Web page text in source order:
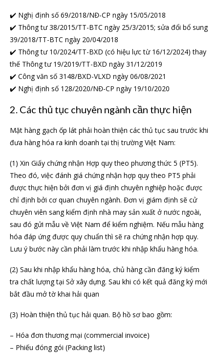
✔️ Nghị định số 69/2018/NĐ-CP ngày 15/05/2018
✔️ Thông tư 38/2015/TT-BTC ngày 25/3/2015; sửa đổi bổ sung
39/2018/TT-BTC ngày 20/04/2018
✔️ Thông tư 10/2024/TT-BXD (có hiệu lực từ 16/12/2024) thay
thế Thông tư 19/2019/TT-BXD ngày 31/12/2019
✔️ Công văn số 3148/BXD-VLXD ngày 06/08/2021
✔️ Nghị định số 128/2020/NĐ-CP ngày 19/10/2020
2. Các thủ tục chuyên ngành cần thực hiện
Mặt hàng gạch ốp lát phải hoàn thiện các thủ tục sau trước khi
đưa hàng hóa ra kinh doanh tại thị trường Việt Nam:
(1) Xin Giấy chứng nhận Hợp quy theo phương thức 5 (PT5).
Theo đó, việc đánh giá chứng nhận hợp quy theo PT5 phải
được thực hiện bởi đơn vị giá định chuyên nghiệp hoặc được
chỉ định bởi cơ quan chuyên ngành. Đơn vị giám định sẽ cử
chuyên viên sang kiểm định nhà may sản xuất ở nước ngoài,
sau đó gửi mẫu về Việt Nam để kiểm nghiệm. Nếu mẫu hàng
hóa đáp ứng được quy chuẩn thì sẽ ra chứng nhận hợp quy.
Lưu ý bước này cần phải làm trước khi nhập khẩu hàng hóa.
(2) Sau khi nhập khẩu hàng hóa, chủ hàng cần đăng ký kiểm
tra chất lượng tại Sở xây dựng. Sau khi có kết quả đăng ký mới
bắt đầu mở tờ khai hải quan
(3) Hoàn thiện thủ tục hải quan. Bộ hồ sơ bao gồm:
– Hóa đơn thương mại (commercial invoice)
– Phiếu đóng gói (Packing list)